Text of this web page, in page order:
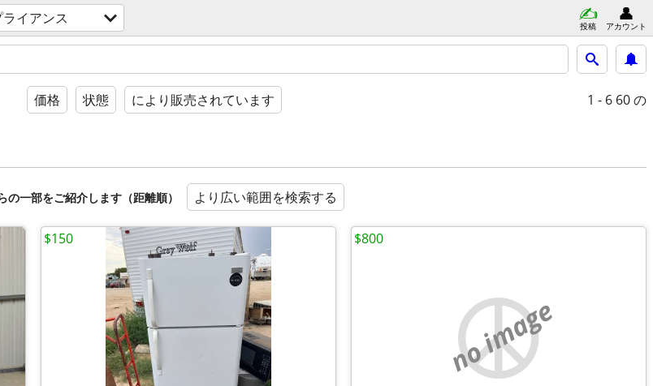
イアンス 投稿 アカウント
価格 状態 により販売されています 1 - 6 60 の
一部をご紹介します（距離順） より広い範囲を検索する
$150
no image
$800